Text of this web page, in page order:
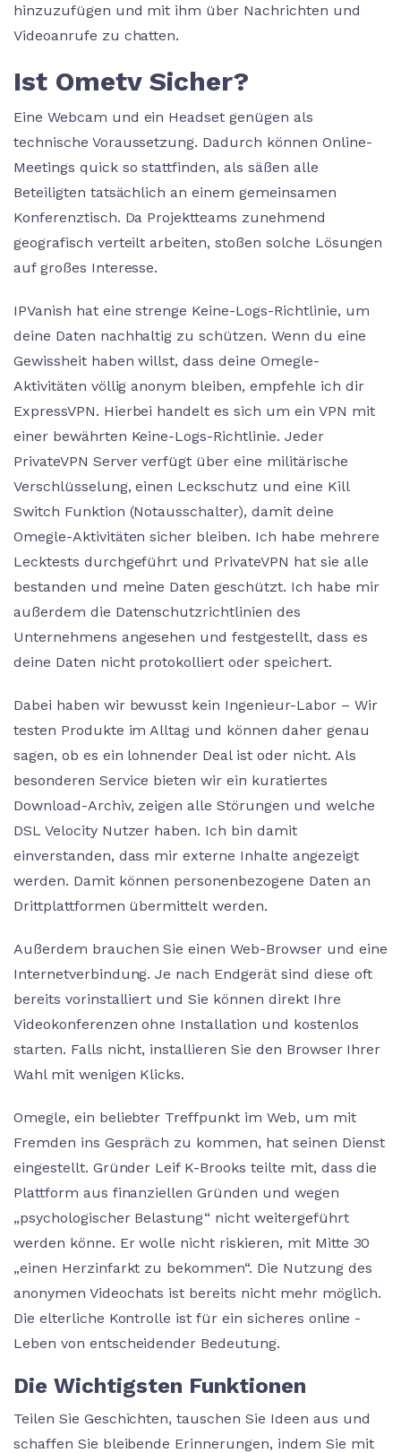
hinzuzufügen und mit ihm über Nachrichten und
Videoanrufe zu chatten.
Ist Ometv Sicher?
Eine Webcam und ein Headset genügen als
technische Voraussetzung. Dadurch können Online-
Meetings quick so stattfinden, als säßen alle
Beteiligten tatsächlich an einem gemeinsamen
Konferenztisch. Da Projektteams zunehmend
geografisch verteilt arbeiten, stoßen solche Lösungen
auf großes Interesse.
IPVanish hat eine strenge Keine-Logs-Richtlinie, um
deine Daten nachhaltig zu schützen. Wenn du eine
Gewissheit haben willst, dass deine Omegle-
Aktivitäten völlig anonym bleiben, empfehle ich dir
ExpressVPN. Hierbei handelt es sich um ein VPN mit
einer bewährten Keine-Logs-Richtlinie. Jeder
PrivateVPN Server verfügt über eine militärische
Verschlüsselung, einen Leckschutz und eine Kill
Switch Funktion (Notausschalter), damit deine
Omegle-Aktivitäten sicher bleiben. Ich habe mehrere
Lecktests durchgeführt und PrivateVPN hat sie alle
bestanden und meine Daten geschützt. Ich habe mir
außerdem die Datenschutzrichtlinien des
Unternehmens angesehen und festgestellt, dass es
deine Daten nicht protokolliert oder speichert.
Dabei haben wir bewusst kein Ingenieur-Labor – Wir
testen Produkte im Alltag und können daher genau
sagen, ob es ein lohnender Deal ist oder nicht. Als
besonderen Service bieten wir ein kuratiertes
Download-Archiv, zeigen alle Störungen und welche
DSL Velocity Nutzer haben. Ich bin damit
einverstanden, dass mir externe Inhalte angezeigt
werden. Damit können personenbezogene Daten an
Drittplattformen übermittelt werden.
Außerdem brauchen Sie einen Web-Browser und eine
Internetverbindung. Je nach Endgerät sind diese oft
bereits vorinstalliert und Sie können direkt Ihre
Videokonferenzen ohne Installation und kostenlos
starten. Falls nicht, installieren Sie den Browser Ihrer
Wahl mit wenigen Klicks.
Omegle, ein beliebter Treffpunkt im Web, um mit
Fremden ins Gespräch zu kommen, hat seinen Dienst
eingestellt. Gründer Leif K-Brooks teilte mit, dass die
Plattform aus finanziellen Gründen und wegen
„psychologischer Belastung“ nicht weitergeführt
werden könne. Er wolle nicht riskieren, mit Mitte 30
„einen Herzinfarkt zu bekommen“. Die Nutzung des
anonymen Videochats ist bereits nicht mehr möglich.
Die elterliche Kontrolle ist für ein sicheres online -
Leben von entscheidender Bedeutung.
Die Wichtigsten Funktionen
Teilen Sie Geschichten, tauschen Sie Ideen aus und
schaffen Sie bleibende Erinnerungen, indem Sie mit